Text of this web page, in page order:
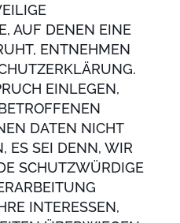
AUF DENEN EINE
ENTNEHMEN
EINLEGEN,
DATEN NICHT
ES SEI DENN, WIR
SCHUTZWÜRDIGE
INTERESSEN,